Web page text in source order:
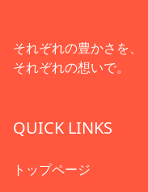
それぞれの豊かさを、
それぞれの想いで。
QUICK LINKS
トップページ